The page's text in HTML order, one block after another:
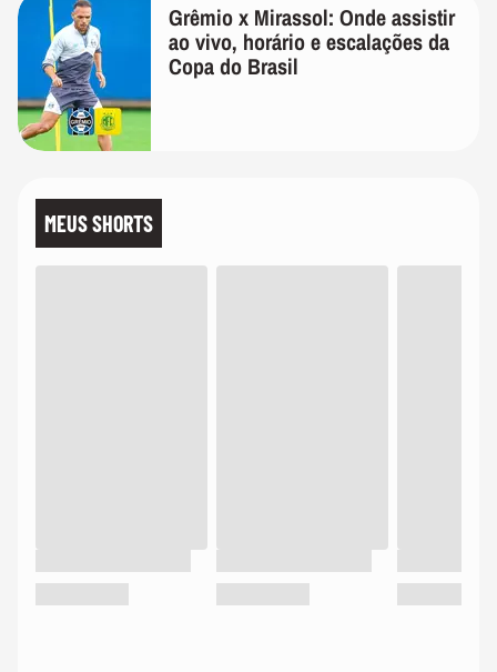
Grêmio x Mirassol: Onde assistir
ao vivo, horário e escalações da
Copa do Brasil
MEUS SHORTS